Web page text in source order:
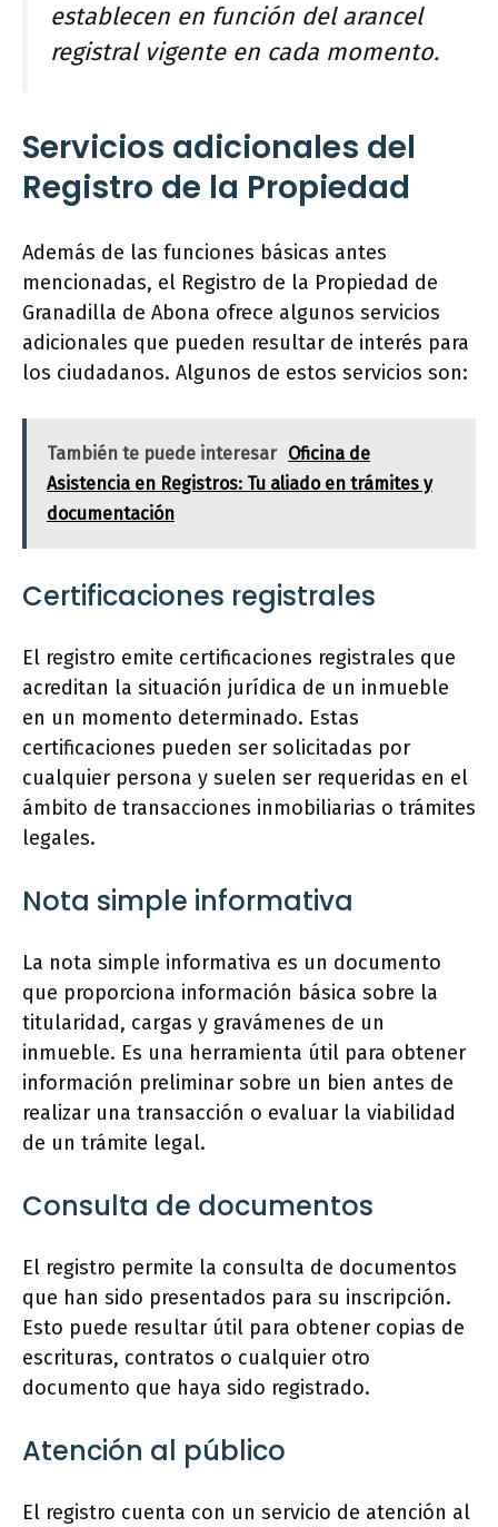
establecen en función del arancel
registral vigente en cada momento.
Servicios adicionales del
Registro de la Propiedad
Además de las funciones básicas antes
mencionadas, el Registro de la Propiedad de
Granadilla de Abona ofrece algunos servicios
adicionales que pueden resultar de interés para
los ciudadanos. Algunos de estos servicios son:
También te puede interesar Oficina de
Asistencia en Registros: Tu aliado en trámites y
documentación
Certificaciones registrales
El registro emite certificaciones registrales que
acreditan la situación jurídica de un inmueble
en un momento determinado. Estas
certificaciones pueden ser solicitadas por
cualquier persona y suelen ser requeridas en el
ámbito de transacciones inmobiliarias o trámites
legales.
Nota simple informativa
La nota simple informativa es un documento
que proporciona información básica sobre la
titularidad, cargas y gravámenes de un
inmueble. Es una herramienta útil para obtener
información preliminar sobre un bien antes de
realizar una transacción o evaluar la viabilidad
de un trámite legal.
Consulta de documentos
El registro permite la consulta de documentos
que han sido presentados para su inscripción.
Esto puede resultar útil para obtener copias de
escrituras, contratos o cualquier otro
documento que haya sido registrado.
Atención al público
El registro cuenta con un servicio de atención al